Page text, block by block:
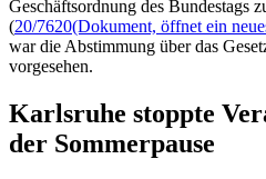
Geschäftsordnung des Bundestags
(20/7620(Dokument, öffnet ein
war die Abstimmung über das
vorgesehen.
Karlsruhe stoppte
der Sommerpause